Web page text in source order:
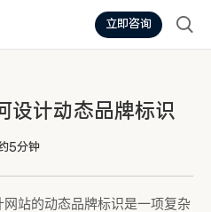
立即咨询
设计动态品牌标识
5分钟
站的动态品牌标识是一项复杂